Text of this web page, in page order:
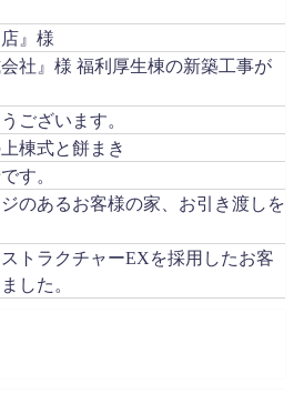
』様
社』様 福利厚生棟の新築工事が
ございます。
棟式と餅まき
す。
のあるお客様の家、お引き渡しを
ストラクチャーEXを採用したお客
した。